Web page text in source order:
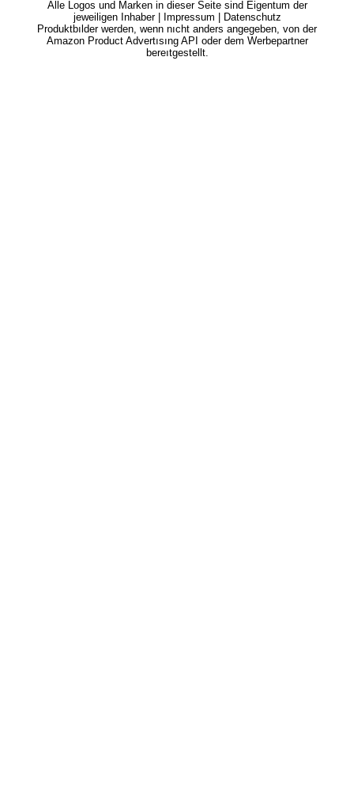
Alle Logos und Marken in dieser Seite sind Eigentum der
jeweiligen Inhaber |
Impressum
Datenschutz
Produktbılder werden, wenn nıcht anders angegeben, von der
Amazon Product Advertısıng API oder dem Werbepartner
bereıtgestellt.